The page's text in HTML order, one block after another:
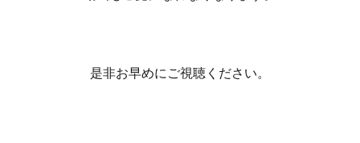
是非お早めにご視聴ください。